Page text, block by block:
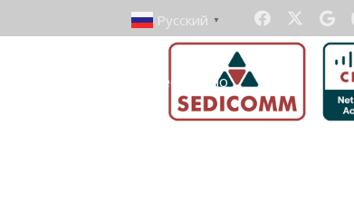
Русский ▼
Попробовать бесплатно